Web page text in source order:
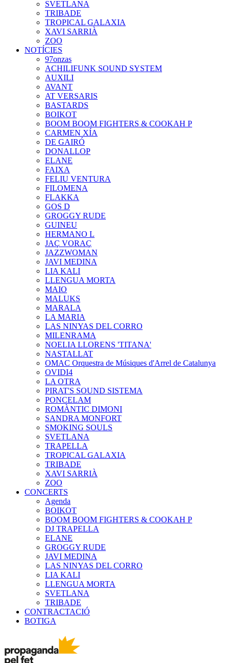
SVETLANA
TRIBADE
TROPICAL GALAXIA
XAVI SARRIÀ
ZOO
NOTÍCIES
97onzas
ACHILIFUNK SOUND SYSTEM
AUXILI
AVANT
AT VERSARIS
BASTARDS
BOIKOT
BOOM BOOM FIGHTERS & COOKAH P
CARMEN XÍA
DE GAIRÓ
DONALLOP
ELANE
FAIXA
FELIU VENTURA
FILOMENA
FLAKKA
GOS D
GROGGY RUDE
GUINEU
HERMANO L
JAÇ VORAÇ
JAZZWOMAN
JAVI MEDINA
LIA KALI
LLENGUA MORTA
MAIO
MALUKS
MARALA
LA MARIA
LAS NINYAS DEL CORRO
MILENRAMA
NOELIA LLORENS 'TITANA'
NASTALLAT
OMAC Orquestra de Músiques d'Arrel de Catalunya
OVIDI4
LA OTRA
PIRAT'S SOUND SISTEMA
PONCELAM
ROMÀNTIC DIMONI
SANDRA MONFORT
SMOKING SOULS
SVETLANA
TRAPELLA
TROPICAL GALAXIA
TRIBADE
XAVI SARRIÀ
ZOO
CONCERTS
Agenda
BOIKOT
BOOM BOOM FIGHTERS & COOKAH P
DJ TRAPELLA
ELANE
GROGGY RUDE
JAVI MEDINA
LAS NINYAS DEL CORRO
LIA KALI
LLENGUA MORTA
SVETLANA
TRIBADE
CONTRACTACIÓ
BOTIGA